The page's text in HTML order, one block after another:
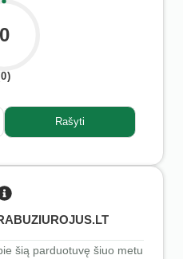
0
Rašyti
šią parduotuvę šiuo metu